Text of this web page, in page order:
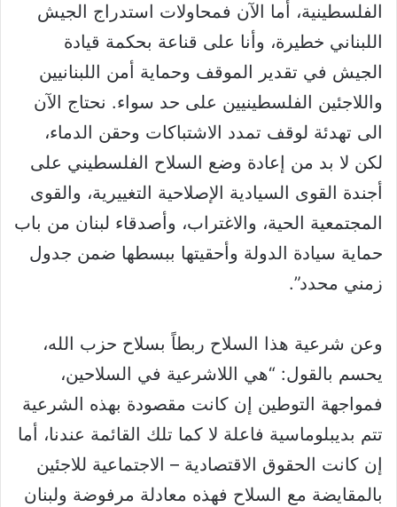
الفلسطينية، أما الآن فمحاولات استدراج الجيش
اللبناني خطيرة، وأنا على قناعة بحكمة قيادة
الجيش في تقدير الموقف وحماية أمن اللبنانيين
واللاجئين الفلسطينيين على حد سواء. نحتاج الآن
الى تهدئة لوقف تمدد الاشتباكات وحقن الدماء،
لكن لا بد من إعادة وضع السلاح الفلسطيني على
أجندة القوى السيادية الإصلاحية التغييرية، والقوى
المجتمعية الحية، والاغتراب، وأصدقاء لبنان من باب
حماية سيادة الدولة وأحقيتها ببسطها ضمن جدول
زمني محدد”.
وعن شرعية هذا السلاح ربطاً بسلاح حزب الله،
يحسم بالقول: “هي اللاشرعية في السلاحين،
فمواجهة التوطين إن كانت مقصودة بهذه الشرعية
تتم بديبلوماسية فاعلة لا كما تلك القائمة عندنا، أما
إن كانت الحقوق الاقتصادية – الاجتماعية للاجئين
بالمقايضة مع السلاح فهذه معادلة مرفوضة ولبنان